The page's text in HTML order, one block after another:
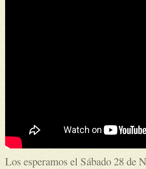
Los esperamos el Sábado 28 de